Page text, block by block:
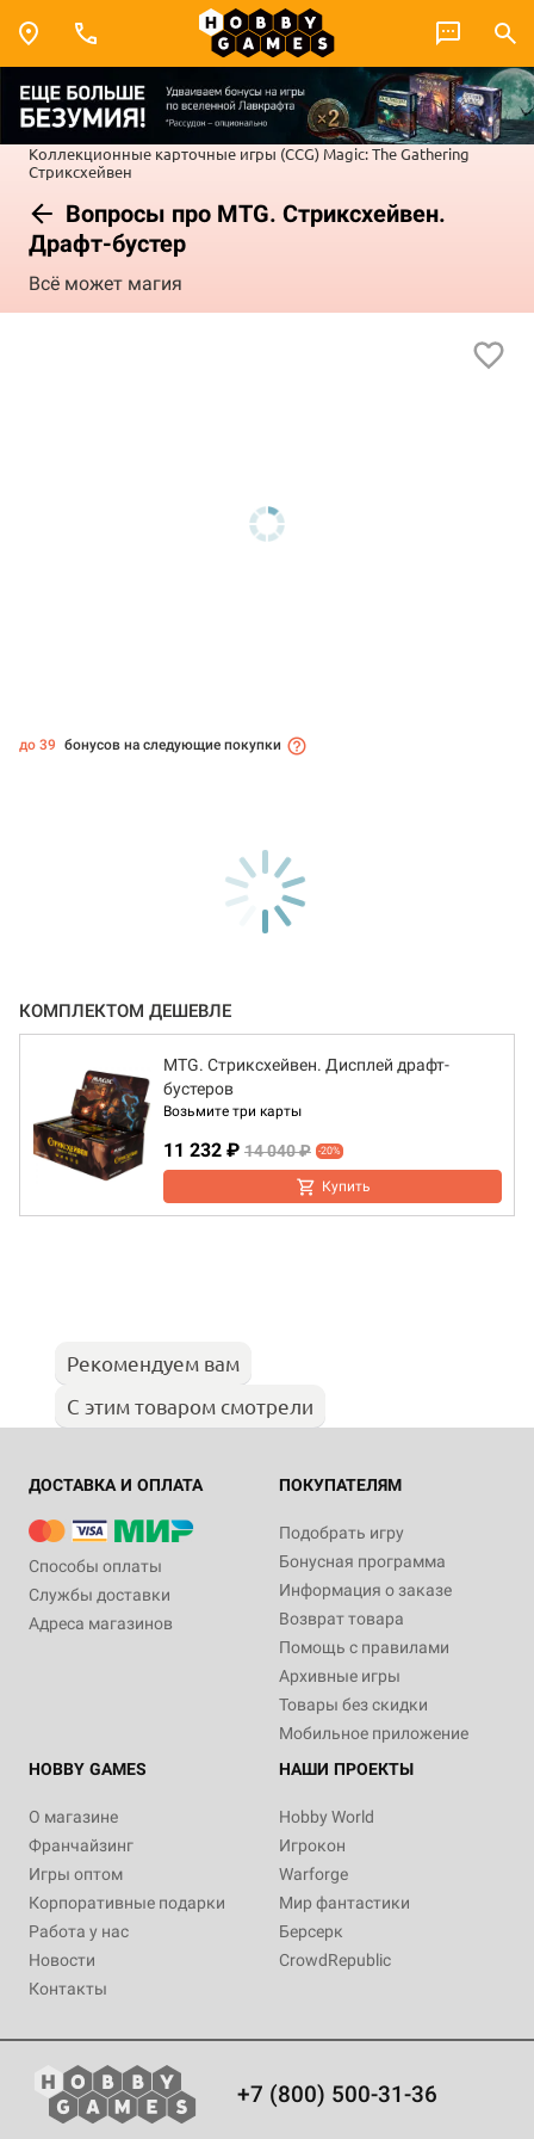
Коллекционные карточные игры (CCG) Magic: The Gathering
Стриксхейвен
Вопросы про MTG. Стриксхейвен.
Драфт-бустер
Всё может магия
до 39 бонусов на следующие покупки
КОМПЛЕКТОМ ДЕШЕВЛЕ
MTG. Стриксхейвен. Дисплей драфт-
бустеров
Возьмите три карты
11 232 ₽ 14 040 ₽ -20%
Купить
Рекомендуем вам
С этим товаром смотрели
ДОСТАВКА И ОПЛАТА
Способы оплаты
Службы доставки
Адреса магазинов
ПОКУПАТЕЛЯМ
Подобрать игру
Бонусная программа
Информация о заказе
Возврат товара
Помощь с правилами
Архивные игры
Товары без скидки
Мобильное приложение
HOBBY GAMES
О магазине
Франчайзинг
Игры оптом
Корпоративные подарки
Работа у нас
Новости
Контакты
НАШИ ПРОЕКТЫ
Hobby World
Игрокон
Warforge
Мир фантастики
Берсерк
CrowdRepublic
+7 (800) 500-31-36